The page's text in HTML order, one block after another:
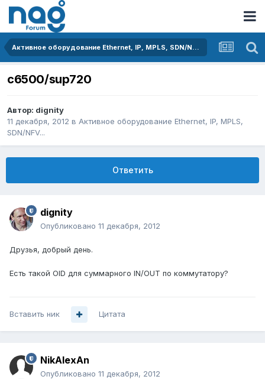
Активное оборудование Ethernet, IP, MPLS, SDN/NFV...
c6500/sup720
Автор: dignity
11 декабря, 2012 в Активное оборудование Ethernet, IP, MPLS,
SDN/NFV...
Ответить
dignity
Опубликовано 11 декабря, 2012
Друзья, добрый день.
Есть такой OID для суммарного IN/OUT по коммутатору?
Вставить ник Цитата
NikAlexAn
Опубликовано 11 декабря, 2012